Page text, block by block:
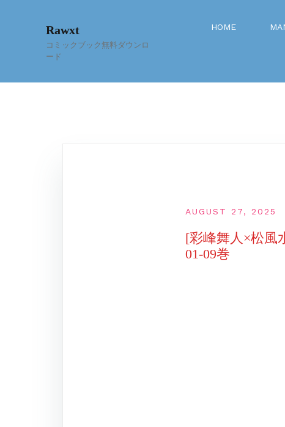
Rawxt
コミックブック無料ダウンロ
ード
HOME
AUGUST 27, 2025
[彩峰舞人×松風
01-09巻